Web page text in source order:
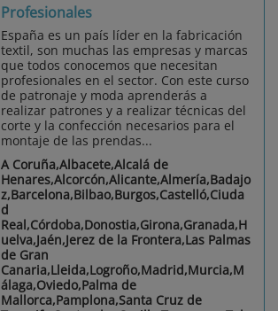
Profesionales
España es un país líder en la fabricación
textil, son muchas las empresas y marcas
que todos conocemos que necesitan
profesionales en el sector. Con este curso
de patronaje y moda aprenderás a
realizar patrones y a realizar técnicas del
corte y la confección necesarios para el
montaje de las prendas...
A Coruña,Albacete,Alcalá de
Henares,Alcorcón,Alicante,Almería,Badajo
z,Barcelona,Bilbao,Burgos,Castelló,Ciuda
d
Real,Córdoba,Donostia,Girona,Granada,H
uelva,Jaén,Jerez de la Frontera,Las Palmas
de Gran
Canaria,Lleida,Logroño,Madrid,Murcia,M
álaga,Oviedo,Palma de
Mallorca,Pamplona,Santa Cruz de